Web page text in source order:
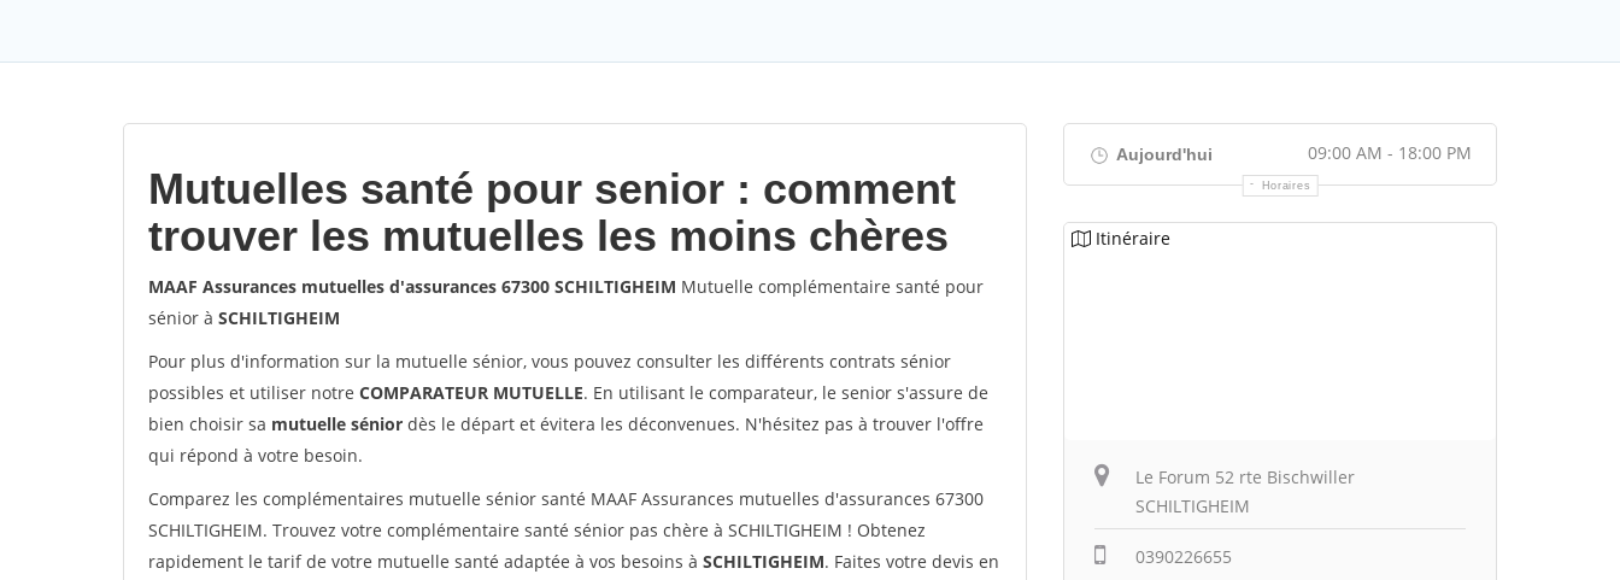
Mutuelles santé pour senior : comment
trouver les mutuelles les moins chères
MAAF Assurances mutuelles d'assurances 67300 SCHILTIGHEIM Mutuelle complémentaire santé pour
sénior à SCHILTIGHEIM
Pour plus d'information sur la mutuelle sénior, vous pouvez consulter les différents contrats sénior
possibles et utiliser notre COMPARATEUR MUTUELLE. En utilisant le comparateur, le senior s'assure de
bien choisir sa mutuelle sénior dès le départ et évitera les déconvenues. N'hésitez pas à trouver l'offre
qui répond à votre besoin.
Comparez les complémentaires mutuelle sénior santé MAAF Assurances mutuelles d'assurances 67300
SCHILTIGHEIM. Trouvez votre complémentaire santé sénior pas chère à SCHILTIGHEIM ! Obtenez
rapidement le tarif de votre mutuelle santé adaptée à vos besoins à SCHILTIGHEIM. Faites votre devis en
Aujourd'hui 09:00 AM - 18:00 PM
Horaires
Itinéraire
Le Forum 52 rte Bischwiller
SCHILTIGHEIM
0390226655